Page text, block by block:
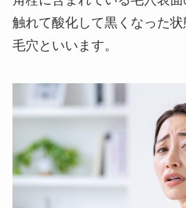
触れて酸化して黒くなった
毛穴といいます。